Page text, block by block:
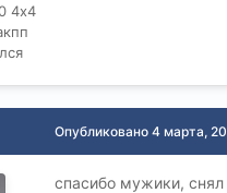
4х4
Опубликовано 4 марта,
спасибо мужики, снял